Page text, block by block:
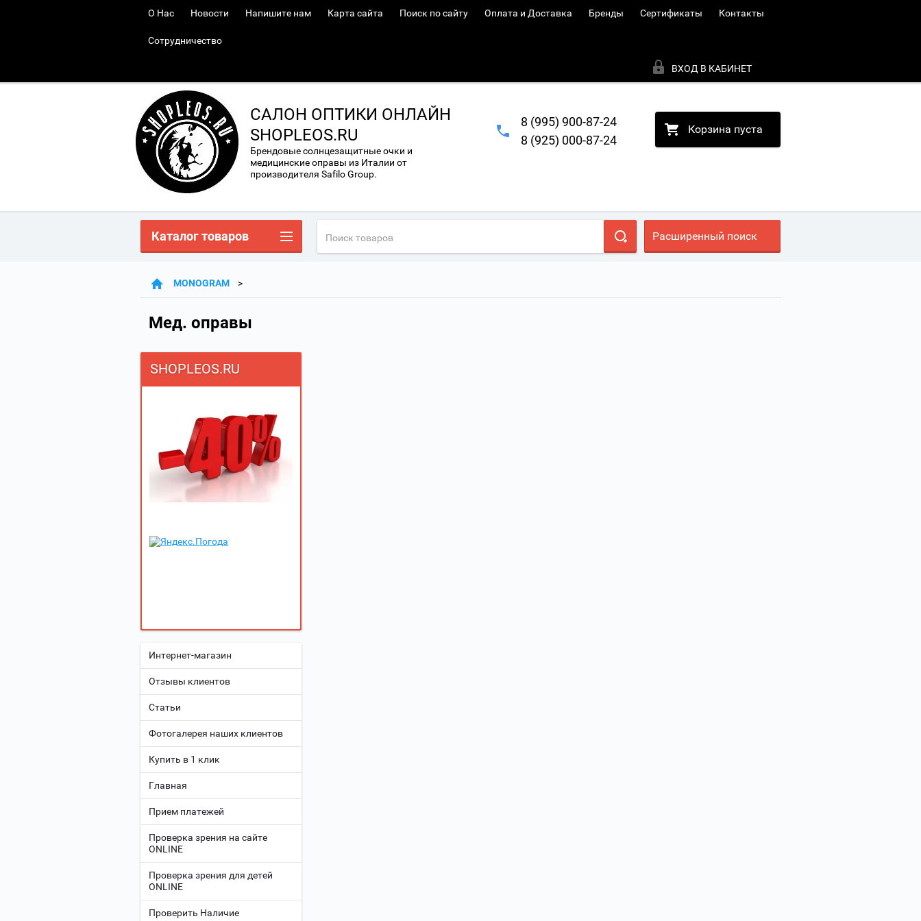
О Нас Новости Напишите нам Карта сайта Поиск по сайту Оплата и Доставка Бренды Сертификаты Контакты
Сотрудничество
ВХОД В КАБИНЕТ
САЛОН ОПТИКИ ОНЛАЙН
SHOPLEOS.RU
Брендовые солнцезащитные очки и
медицинские оправы из Италии от
производителя Safilo Group.
8 (995) 900-87-24
8 (925) 000-87-24
Корзина пуста
Расширенный поиск
MONOGRAM
Мед. оправы
Каталог товаров
SHOPLEOS.RU
Интернет-магазин
Отзывы клиентов
Статьи
Фотогалерея наших клиентов
Купить в 1 клик
Главная
Прием платежей
Проверка зрения на сайте
ONLINE
Проверка зрения для детей
ONLINE
Проверить Наличие